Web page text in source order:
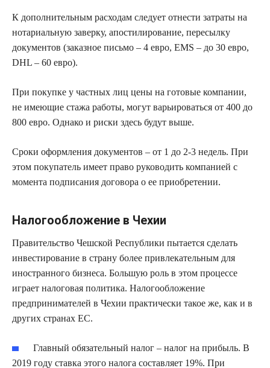
К дополнительным расходам следует отнести затраты на
нотариальную заверку, апостилирование, пересылку
документов (заказное письмо – 4 евро, EMS – до 30 евро,
DHL – 60 евро).
При покупке у частных лиц цены на готовые компании,
не имеющие стажа работы, могут варьироваться от 400 до
800 евро. Однако и риски здесь будут выше.
Сроки оформления документов – от 1 до 2-3 недель. При
этом покупатель имеет право руководить компанией с
момента подписания договора о ее приобретении.
Налогообложение в Чехии
Правительство Чешской Республики пытается сделать
инвестирование в страну более привлекательным для
иностранного бизнеса. Большую роль в этом процессе
играет налоговая политика. Налогообложение
предпринимателей в Чехии практически такое же, как и в
других странах ЕС.
Главный обязательный налог – налог на прибыль. В
2019 году ставка этого налога составляет 19%. При